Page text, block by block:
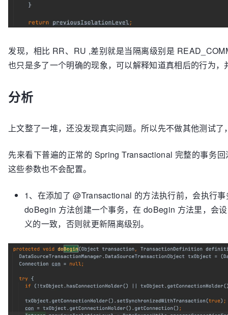
发现，相比 RR、RU ,差别就是当隔离级别是
也只是多了一个明确的现象，可以解释知道真相后的行为
分析
上文整了一堆，还没发现真实问题。所以先不做其他测试
先来看下普遍的正常的 Spring Transactional 完整的事务
这些参数也不会配置。
1、在添加了 @Transactional 的方法执行前，会执行
doBegin 方法创建一个事务，在 doBegin 方法里，会
义的一致，否则就更新隔离级别。